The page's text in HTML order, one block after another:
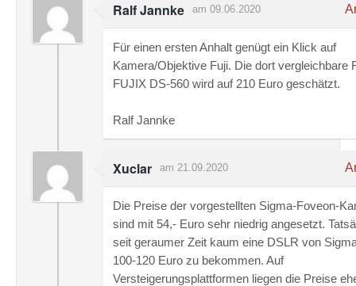
Ralf Jannke am 09.06.2020
Für einen ersten Anhalt genügt ein Klick auf
Kamera/Objektive Fuji. Die dort vergleichbare
FUJIX DS-560 wird auf 210 Euro geschätzt.
Ralf Jannke
Xuclar am 21.09.2020
Die Preise der vorgestellten Sigma-Foveon-
sind mit 54,- Euro sehr niedrig angesetzt.
seit geraumer Zeit kaum eine DSLR von
100-120 Euro zu bekommen. Auf
Versteigerungsplattformen liegen die Preise